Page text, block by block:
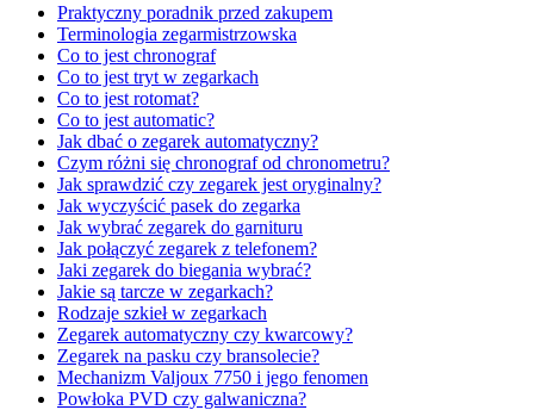
Praktyczny poradnik przed zakupem
Terminologia zegarmistrzowska
Co to jest chronograf
Co to jest tryt w zegarkach
Co to jest rotomat?
Co to jest automatic?
Jak dbać o zegarek automatyczny?
Czym różni się chronograf od chronometru?
Jak sprawdzić czy zegarek jest oryginalny?
Jak wyczyścić pasek do zegarka
Jak wybrać zegarek do garnituru
Jak połączyć zegarek z telefonem?
Jaki zegarek do biegania wybrać?
Jakie są tarcze w zegarkach?
Rodzaje szkieł w zegarkach
Zegarek automatyczny czy kwarcowy?
Zegarek na pasku czy bransolecie?
Mechanizm Valjoux 7750 i jego fenomen
Powłoka PVD czy galwaniczna?